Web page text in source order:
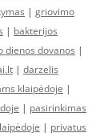
| griovimo
| bakterijos
dienos dovanos |
| darzelis
klaipėdoje |
| pasirinkimas
| privatus